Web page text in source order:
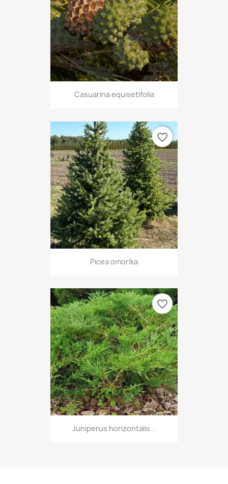
Casuarina equisetifolia
Picea omorika
favorite_border
Juniperus horizontalis...
favorite_border